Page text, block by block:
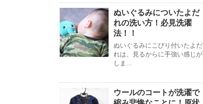
ぬいぐるみについたよだ
れの洗い方！必見洗濯
法！！
ぬいぐるみにこびり付いたよだ
れは、見るからに手強い感じが
しま...
ウールのコートが洗濯で